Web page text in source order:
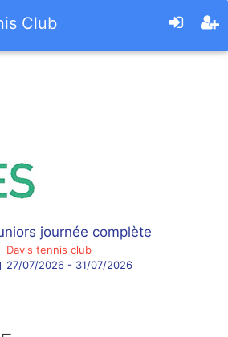
Club
journée complète
Davis tennis club
27/07/2026 - 31/07/2026